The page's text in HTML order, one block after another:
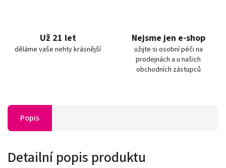
Už 21 let
děláme vaše nehty krásnější
Nejsme jen e-shop
užijte si osobní péči na
prodejnách a u našich
obchodních zástupců
Popis
Detailní popis produktu